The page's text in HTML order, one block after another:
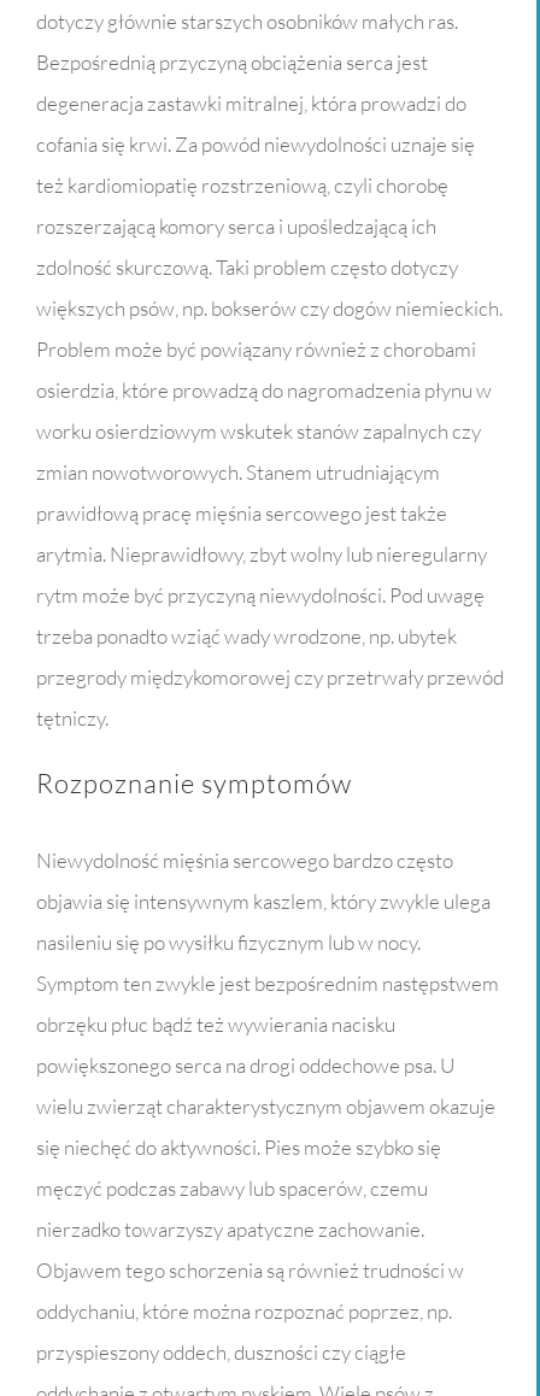
dotyczy głównie starszych osobników małych ras.
Bezpośrednią przyczyną obciążenia serca jest
degeneracja zastawki mitralnej, która prowadzi do
cofania się krwi. Za powód niewydolności uznaje się
też kardiomiopatię rozstrzeniową, czyli chorobę
rozszerzającą komory serca i upośledzającą ich
zdolność skurczową. Taki problem często dotyczy
większych psów, np. bokserów czy dogów niemieckich.
Problem może być powiązany również z chorobami
osierdzia, które prowadzą do nagromadzenia płynu w
worku osierdziowym wskutek stanów zapalnych czy
zmian nowotworowych. Stanem utrudniającym
prawidłową pracę mięśnia sercowego jest także
arytmia. Nieprawidłowy, zbyt wolny lub nieregularny
rytm może być przyczyną niewydolności. Pod uwagę
trzeba ponadto wziąć wady wrodzone, np. ubytek
przegrody międzykomorowej czy przetrwały przewód
tętniczy.
Rozpoznanie symptomów
Niewydolność mięśnia sercowego bardzo często
objawia się intensywnym kaszlem, który zwykle ulega
nasileniu się po wysiłku fizycznym lub w nocy.
Symptom ten zwykle jest bezpośrednim następstwem
obrzęku płuc bądź też wywierania nacisku
powiększonego serca na drogi oddechowe psa. U
wielu zwierząt charakterystycznym objawem okazuje
się niechęć do aktywności. Pies może szybko się
męczyć podczas zabawy lub spacerów, czemu
nierzadko towarzyszy apatyczne zachowanie.
Objawem tego schorzenia są również trudności w
oddychaniu, które można rozpoznać poprzez, np.
przyspieszony oddech, duszności czy ciągłe